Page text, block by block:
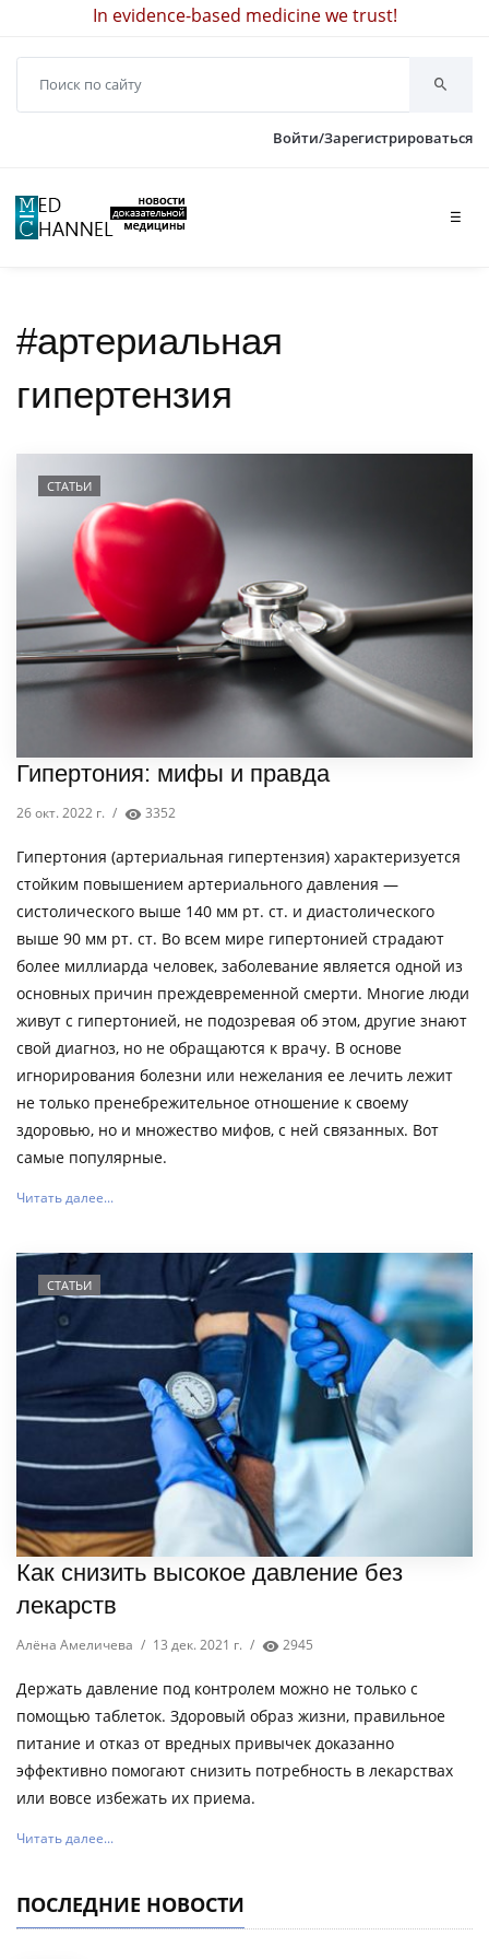
In evidence-based medicine we trust!
Войти/Зарегистрироваться
☰
#артериальная
гипертензия
СТАТЬИ
Гипертония: мифы и правда
26 окт. 2022 г. / 3352
Гипертония (артериальная гипертензия) характеризуется
стойким повышением артериального давления —
систолического выше 140 мм рт. ст. и диастолического
выше 90 мм рт. ст. Во всем мире гипертонией страдают
более миллиарда человек, заболевание является одной из
основных причин преждевременной смерти. Многие люди
живут с гипертонией, не подозревая об этом, другие знают
свой диагноз, но не обращаются к врачу. В основе
игнорирования болезни или нежелания ее лечить лежит
не только пренебрежительное отношение к своему
здоровью, но и множество мифов, с ней связанных. Вот
самые популярные.
Читать далее...
СТАТЬИ
Как снизить высокое давление без
лекарств
Алёна Амеличева / 13 дек. 2021 г. / 2945
Держать давление под контролем можно не только с
помощью таблеток. Здоровый образ жизни, правильное
питание и отказ от вредных привычек доказанно
эффективно помогают снизить потребность в лекарствах
или вовсе избежать их приема.
Читать далее...
ПОСЛЕДНИЕ НОВОСТИ